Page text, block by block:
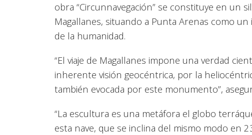
obra “Circunnavegación” se constituye en un
Magallanes, situando a Punta Arenas como
de la humanidad.
“El viaje de Magallanes impone una verdad
inherente visión geocéntrica, por la
también evocada por este monumento”,
“La escultura es una metáfora el globo
esta nave, que se inclina del mismo modo en